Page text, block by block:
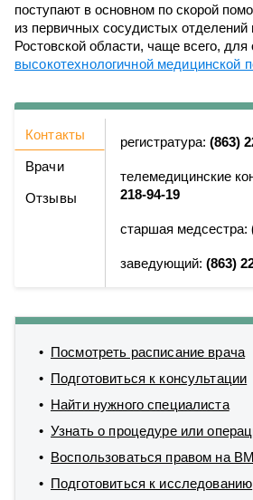
поступают в основном по скорой
из первичных сосудистых отделений
Ростовской области, чаще всего, для
высокотехнологичной медицинской
Контакты
Врачи
Отзывы
регистратура: (863)
телемедицинские
218-94-19
старшая медсестра:
заведующий: (863)
Посмотреть расписание врача
Подготовиться к консультации
Найти нужного специалиста
Узнать о процедуре или
Воспользоваться правом на
Подготовиться к исследованию